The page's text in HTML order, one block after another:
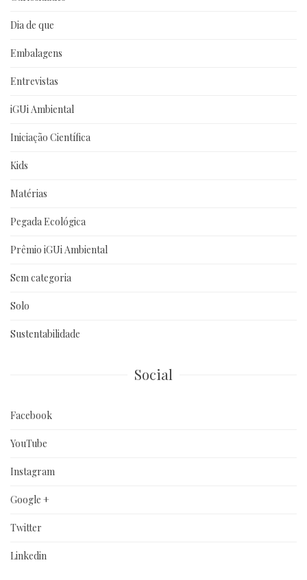
Dia de que
Embalagens
Entrevistas
iGUi Ambiental
Iniciação Científica
Kids
Matérias
Pegada Ecológica
Prêmio iGUi Ambiental
Sem categoria
Solo
Sustentabilidade
Social
Facebook
YouTube
Instagram
Google +
Twitter
Linkedin